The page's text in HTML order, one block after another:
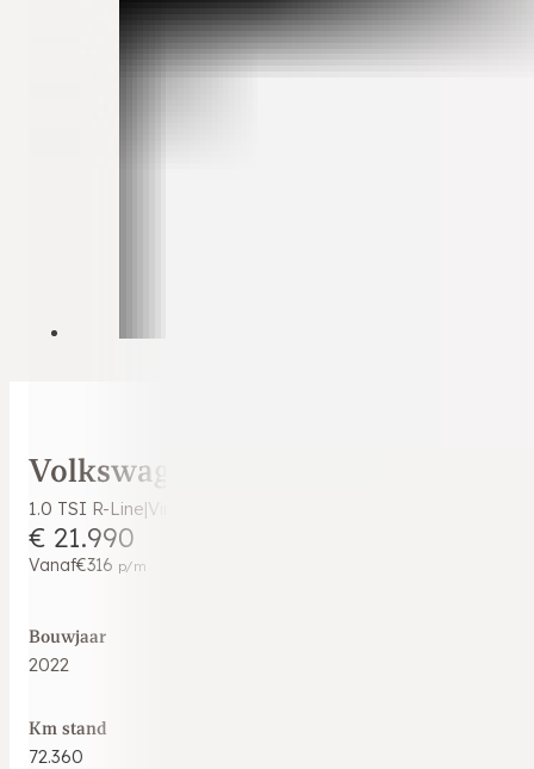
Volkswagen T-Cross
1.0 TSI R-Line|Virtual
€ 21.990
Vanaf€316 p/m
Bouwjaar
2022
Km stand
72.360